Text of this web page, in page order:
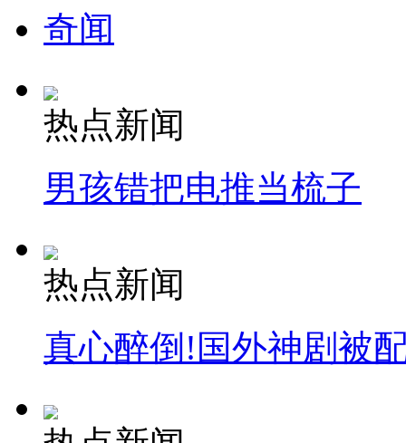
奇闻
热点新闻
男孩错把电推当梳子
热点新闻
真心醉倒!国外神剧被